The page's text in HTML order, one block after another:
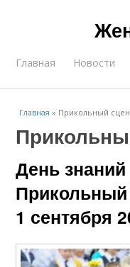
Главная Новости
Главная » Прикольный
День
Прикольный
1 сентября